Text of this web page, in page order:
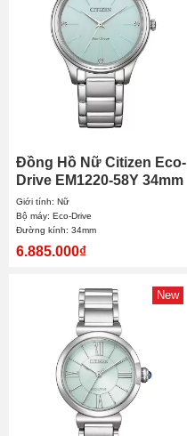
Đồng Hồ Nữ Citizen Eco-
Drive EM1220-58Y 34mm
Giới tính: Nữ
Bộ máy: Eco-Drive
Đường kính: 34mm
6.885.000₫
New